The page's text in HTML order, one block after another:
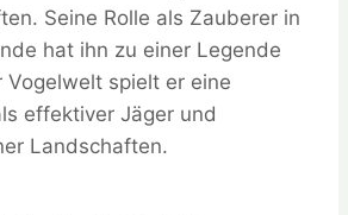
Seine Rolle als Zauberer in
hat ihn zu einer Legende
Vogelwelt spielt er eine
effektiver Jäger und
Landschaften.